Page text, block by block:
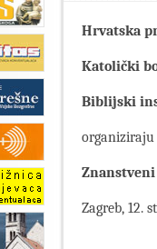
Hrvatska
Katolički
Biblijski
organiziraju
Znanstveni
Zagreb, 12.